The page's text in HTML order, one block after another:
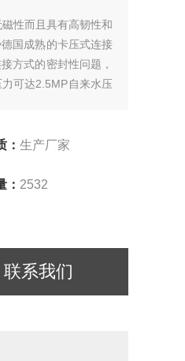
性而且具有高韧性和
国成熟的卡压式连接
方式的密封性问题，
可达2.5MP自来水压
： 生产厂家
2532
联系我们